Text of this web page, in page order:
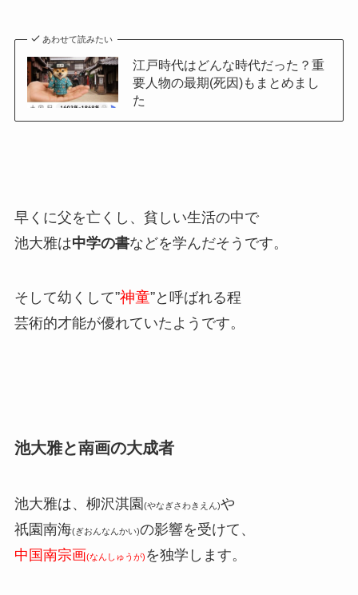
あわせて読みたい
江戸時代はどんな時代だった？重
要人物の最期(死因)もまとめまし
た
早くに父を亡くし、貧しい生活の中で
池大雅は中学の書などを学んだそうです。
そして幼くして”神童”と呼ばれる程
芸術的才能が優れていたようです。
池大雅と南画の大成者
池大雅は、柳沢淇園(やなぎさわきえん)や
祇園南海(ぎおんなんかい)の影響を受けて、
中国南宗画(なんしゅうが) を独学します。